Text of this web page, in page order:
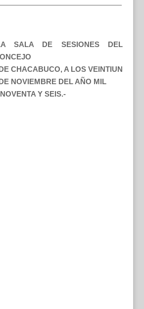
SALA DE SESIONES DEL
CHACABUCO, A LOS VEINTIUN
NOVIEMBRE DEL AÑO MIL
Y SEIS.-